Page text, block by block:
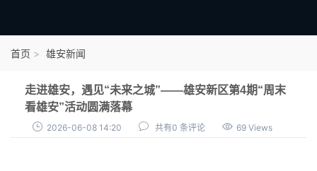
审核通过公示
首页 雄安新闻
走进雄安，遇见“未来之城”——雄安新区第4期“周末
看雄安”活动圆满落幕
2026-06-08 14:20 共有0 条评论 69 Views